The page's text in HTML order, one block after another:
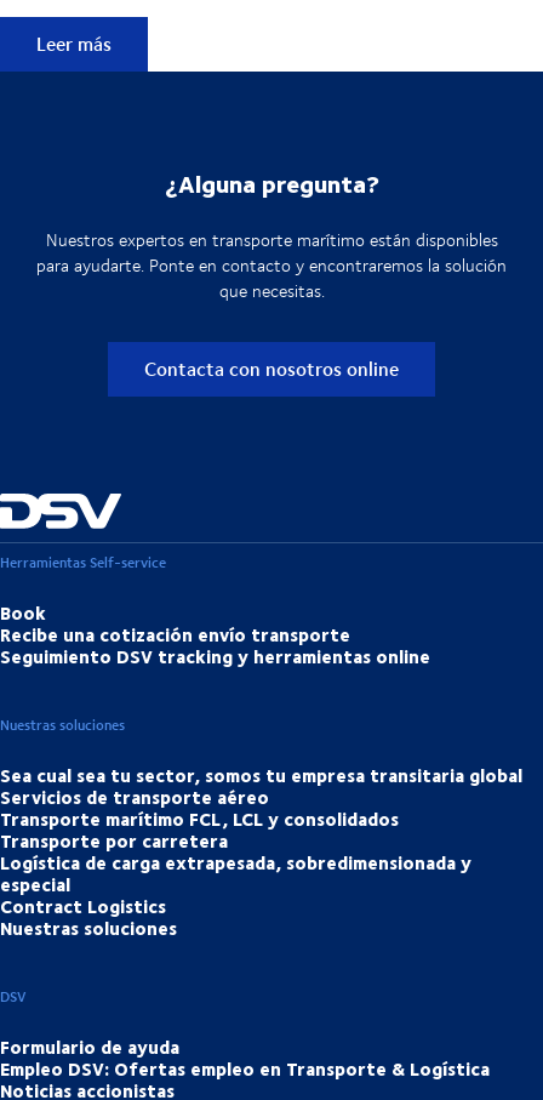
Glosario Sostenibilidad: Normativas e Impacto en la
Leer más
¿Alguna pregunta?
Nuestros expertos en transporte marítimo están disponibles
para ayudarte. Ponte en contacto y encontraremos la solución
que necesitas.
Contacta con nosotros online
Herramientas Self-service
Book
Recibe una cotización envío transporte
Seguimiento DSV tracking y herramientas online
Nuestras soluciones
Sea cual sea tu sector, somos tu empresa transitaria global
Servicios de transporte aéreo
Transporte marítimo FCL, LCL y consolidados
Transporte por carretera
Logística de carga extrapesada, sobredimensionada y
especial
Contract Logistics
Nuestras soluciones
DSV
Formulario de ayuda
Empleo DSV: Ofertas empleo en Transporte & Logística
Noticias accionistas